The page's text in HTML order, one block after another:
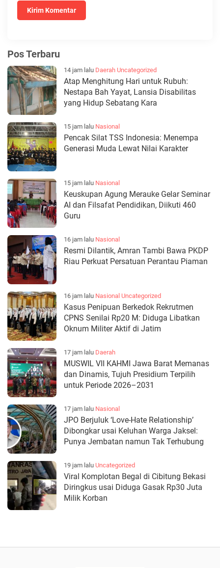
Pos Terbaru
14 jam lalu Daerah Uncategorized
Atap Menghitung Hari untuk Rubuh:
Nestapa Bah Yayat, Lansia Disabilitas
yang Hidup Sebatang Kara
15 jam lalu Nasional
Pencak Silat TSS Indonesia: Menempa
Generasi Muda Lewat Nilai Karakter
15 jam lalu Nasional
Keuskupan Agung Merauke Gelar Seminar
AI dan Filsafat Pendidikan, Diikuti 460
Guru
16 jam lalu Nasional
Resmi Dilantik, Amran Tambi Bawa PKDP
Riau Perkuat Persatuan Perantau Piaman
16 jam lalu Nasional Uncategorized
Kasus Penipuan Berkedok Rekrutmen
CPNS Senilai Rp20 M: Diduga Libatkan
Oknum Militer Aktif di Jatim
17 jam lalu Daerah
MUSWIL VII KAHMI Jawa Barat Memanas
dan Dinamis, Tujuh Presidium Terpilih
untuk Periode 2026–2031
17 jam lalu Nasional
JPO Berjuluk ‘Love-Hate Relationship’
Dibongkar usai Keluhan Warga Jaksel:
Punya Jembatan namun Tak Terhubung
19 jam lalu Uncategorized
Viral Komplotan Begal di Cibitung Bekasi
Diringkus usai Diduga Gasak Rp30 Juta
Milik Korban